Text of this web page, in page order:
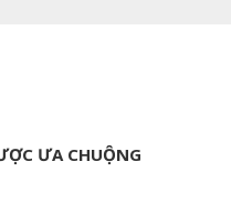
ƯA CHUỘNG